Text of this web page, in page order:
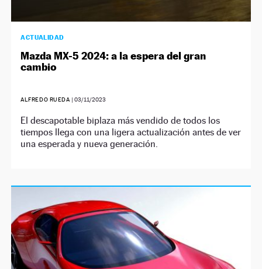
ACTUALIDAD
Mazda MX-5 2024: a la espera del gran
cambio
ALFREDO RUEDA | 03/11/2023
El descapotable biplaza más vendido de todos los
tiempos llega con una ligera actualización antes de ver
una esperada y nueva generación.